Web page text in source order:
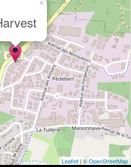
×
Leaflet | ©OpenStreetMap